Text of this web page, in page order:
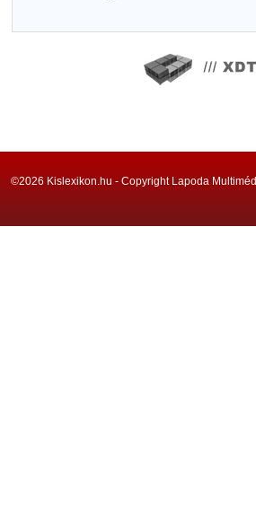
©2026 Kislexikon.hu - Copyright Lapoda